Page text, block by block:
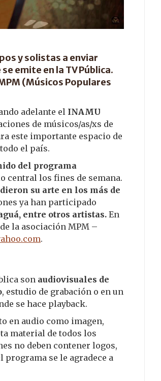
y solistas a enviar
emite en la TV Pública.
(Músicos Populares
adelante el INAMU
de músicos/as/xs de
este importante espacio de
el país.
del programa
central los fines de semana.
su arte en los más de
ya han participado
entre otros artistas. En
la asociación MPM –
.
son audiovisuales de
, estudio de grabación o en un
se hace playback.
en audio como imagen,
material de todos los
no deben contener logos,
se le agradece a